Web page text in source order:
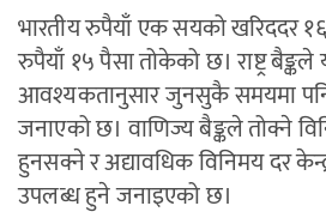
भारतीय रुपैयाँ एक सयको खरिददर
रुपैयाँ १५ पैसा तोकेको छ। राष्ट्र
आवश्यकतानुसार जुनसुकै समयमा
जनाएको छ। वाणिज्य बैङ्कले तोक्ने
हुनसक्ने र अद्यावधिक विनिमय दर
उपलब्ध हुने जनाइएको छ।